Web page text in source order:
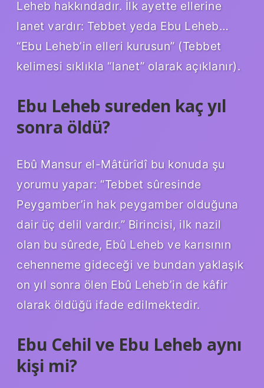
Leheb hakkındadır. İlk ayette ellerine
lanet vardır: Tebbet yeda Ebu Leheb…
“Ebu Leheb’in elleri kurusun” (Tebbet
kelimesi sıklıkla “lanet” olarak açıklanır).
Ebu Leheb sureden kaç yıl
sonra öldü?
Ebû Mansur el-Mâtürîdî bu konuda şu
yorumu yapar: “Tebbet sûresinde
Peygamber’in hak peygamber olduğuna
dair üç delil vardır.” Birincisi, ilk nazil
olan bu sûrede, Ebû Leheb ve karısının
cehenneme gideceği ve bundan yaklaşık
on yıl sonra ölen Ebû Leheb’in de kâfir
olarak öldüğü ifade edilmektedir.
Ebu Cehil ve Ebu Leheb aynı
kişi mi?